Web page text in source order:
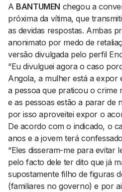
A BANTUMEN chegou a
próxima da vítima, que
as devidas respostas. Ambas
anonimato por medo de
versão divulgada pelo perfil
“Eu divulguei agora o caso
Angola, a mulher está a expor
a pessoa que praticou o crime
e as pessoas estão a parar de
por isso aproveitei expor o
De acordo com o indicado, o
anos e a jovem terá
“Eles disseram-me para evitar
pelo facto dele ter dito que já
supostamente filho de figuras
(familiares no governo) e por